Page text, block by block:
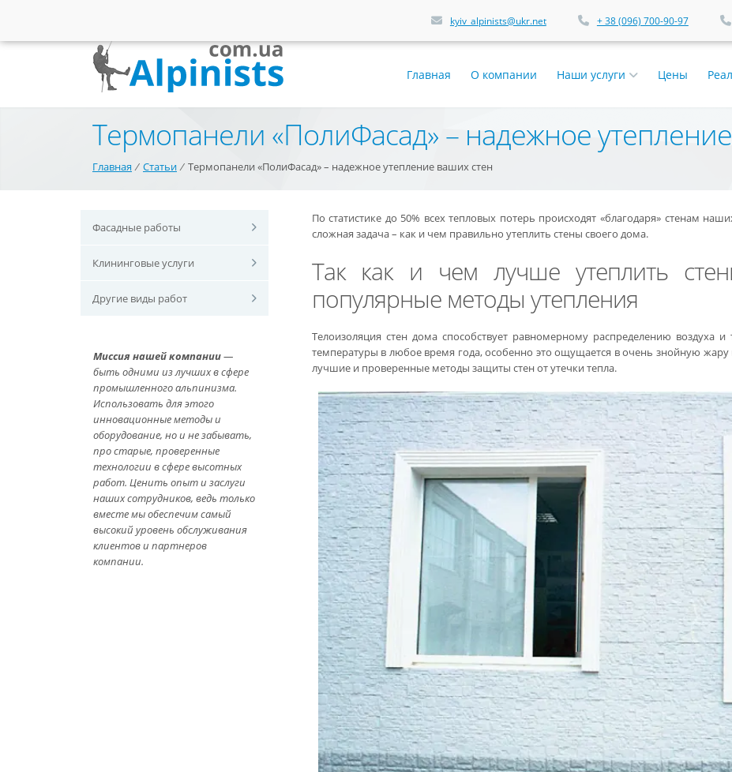
kyiv_alpinists@ukr.net + 38 (096) 700-90-97
Главная О компании Наши услуги Цены
Термопанели «ПолиФасад» – надежное
Главная ⁄ Статьи⁄ Термопанели «ПолиФасад» – надежное утепление ваших стен
Фасадные работы
Клининговые услуги
Другие виды работ
Миссия нашей компании—
быть одними из лучших в сфере
промышленного альпинизма.
Использовать для этого
инновационные методы и
оборудование, но и не забывать,
про старые, проверенные
технологии в сфере высотных
работ. Ценить опыт и заслуги
наших сотрудников, ведь только
вместе мы обеспечим самый
высокий уровень обслуживания
клиентов и партнеров
компании.
По статистике до 50% всех тепловых потерь происходят «благодаря» стенам
сложная задача – как и чем правильно утеплить стены своего дома.
Так как и чем лучше утеплить
популярные методы утепления
Телоизоляция стен дома способствует равномерному распределению воздуха
температуры в любое время года, особенно это ощущается в очень знойную
лучшие и проверенные методы защиты стен от утечки тепла.